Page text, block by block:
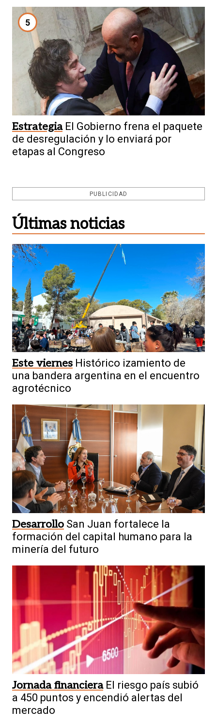
5
Estrategia El Gobierno frena el paquete
de desregulación y lo enviará por
etapas al Congreso
PUBLICIDAD
Últimas noticias
Este viernes Histórico izamiento de
una bandera argentina en el encuentro
agrotécnico
Desarrollo San Juan fortalece la
formación del capital humano para la
minería del futuro
Jornada financiera El riesgo país subió
a 450 puntos y encendió alertas del
mercado